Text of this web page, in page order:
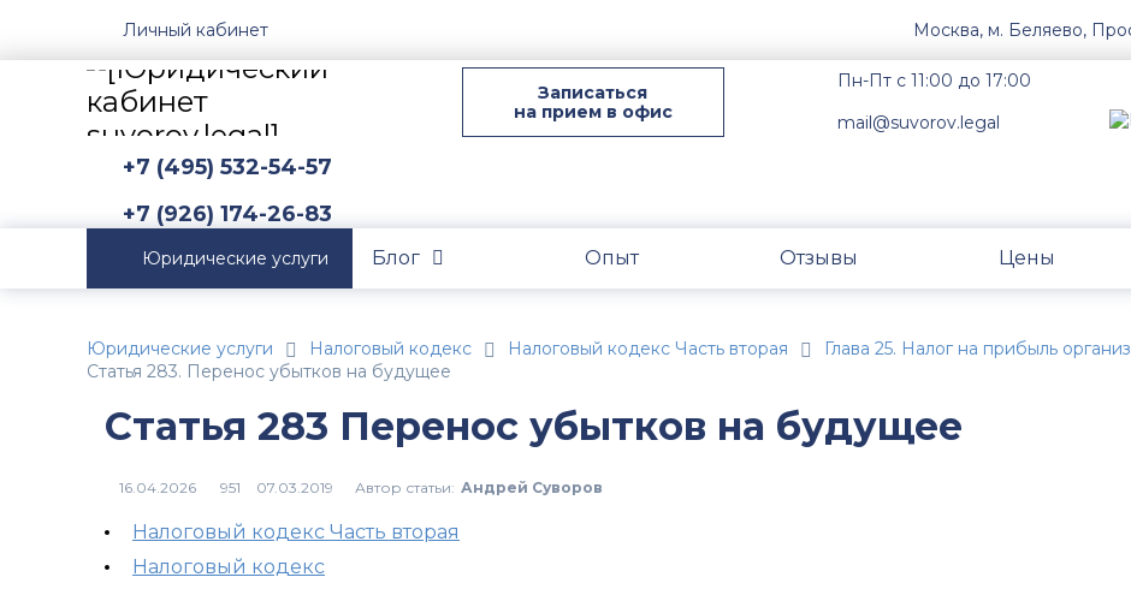
Личный кабинет Москва, м. Беляево,
Записаться
на прием в офис
Пн-Пт с 11:00 до 17:00
mail@suvorov.legal
+7 (495) 532-54-57
+7 (926) 174-26-83
Юридические услуги Блог Опыт Отзывы Цены
Юридические услуги Налоговый кодекс Налоговый кодекс Часть вторая
Глава 25. Налог на прибыль
Статья 283. Перенос убытков на будущее
Статья 283 Перенос убытков на будущее
951 Автор статьи: Андрей Суворов
Налоговый кодекс Часть вторая
Налоговый кодекс